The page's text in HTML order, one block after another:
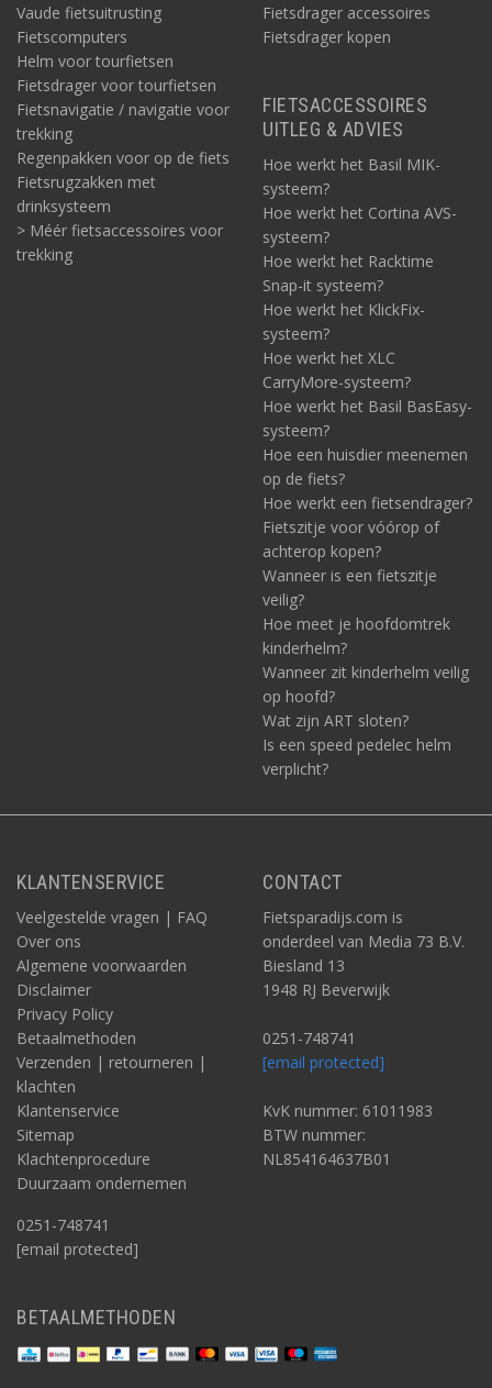
Vaude fietsuitrusting
Fietscomputers
Helm voor tourfietsen
Fietsdrager voor tourfietsen
Fietsnavigatie / navigatie voor
trekking
Regenpakken voor op de fiets
Fietsrugzakken met
drinksysteem
> Méér fietsaccessoires voor
trekking
Fietsdrager accessoires
Fietsdrager kopen
FIETSACCESSOIRES
UITLEG & ADVIES
Hoe werkt het Basil MIK-
systeem?
Hoe werkt het Cortina AVS-
systeem?
Hoe werkt het Racktime
Snap-it systeem?
Hoe werkt het KlickFix-
systeem?
Hoe werkt het XLC
CarryMore-systeem?
Hoe werkt het Basil BasEasy-
systeem?
Hoe een huisdier meenemen
op de fiets?
Hoe werkt een fietsendrager?
Fietszitje voor vóórop of
achterop kopen?
Wanneer is een fietszitje
veilig?
Hoe meet je hoofdomtrek
kinderhelm?
Wanneer zit kinderhelm veilig
op hoofd?
Wat zijn ART sloten?
Is een speed pedelec helm
verplicht?
KLANTENSERVICE
Veelgestelde vragen | FAQ
Over ons
Algemene voorwaarden
Disclaimer
Privacy Policy
Betaalmethoden
Verzenden | retourneren |
klachten
Klantenservice
Sitemap
Klachtenprocedure
Duurzaam ondernemen
0251-748741
[email protected]
CONTACT
Fietsparadijs.com is
onderdeel van Media 73 B.V.
Biesland 13
1948 RJ Beverwijk
0251-748741
[email protected]
KvK nummer: 61011983
BTW nummer:
NL854164637B01
BETAALMETHODEN